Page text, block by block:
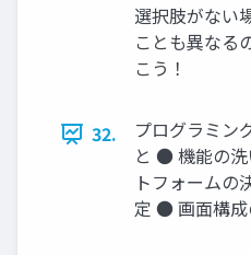
選択肢がない
ことも異なる
こう！
32.
プログラミン
と ● 機能の
トフォーム
定 ● 画⾯構成